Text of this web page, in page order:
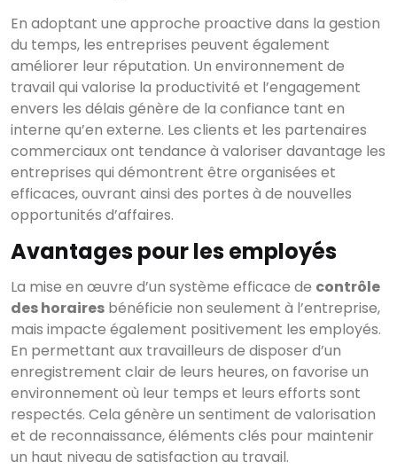
En adoptant une approche proactive dans la gestion
du temps, les entreprises peuvent également
améliorer leur réputation. Un environnement de
travail qui valorise la productivité et l’engagement
envers les délais génère de la confiance tant en
interne qu’en externe. Les clients et les partenaires
commerciaux ont tendance à valoriser davantage les
entreprises qui démontrent être organisées et
efficaces, ouvrant ainsi des portes à de nouvelles
opportunités d’affaires.
Avantages pour les employés
La mise en œuvre d’un système efficace de contrôle
des horaires bénéficie non seulement à l’entreprise,
mais impacte également positivement les employés.
En permettant aux travailleurs de disposer d’un
enregistrement clair de leurs heures, on favorise un
environnement où leur temps et leurs efforts sont
respectés. Cela génère un sentiment de valorisation
et de reconnaissance, éléments clés pour maintenir
un haut niveau de satisfaction au travail.